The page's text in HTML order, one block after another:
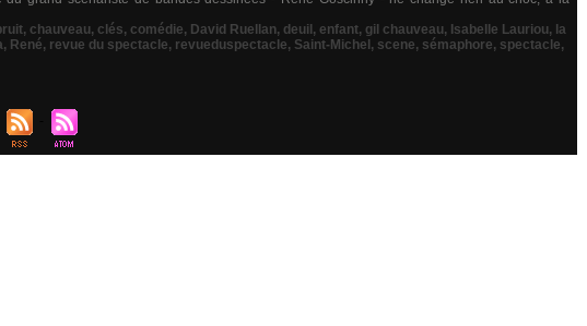
, chauveau, clés, comédie, David Ruellan, deuil , enfant, gil chauveau, Isabelle Lauriou, la
, René, revue du spectacle, revueduspectacle, Saint-Michel , scene, sémaphore, spectacle,